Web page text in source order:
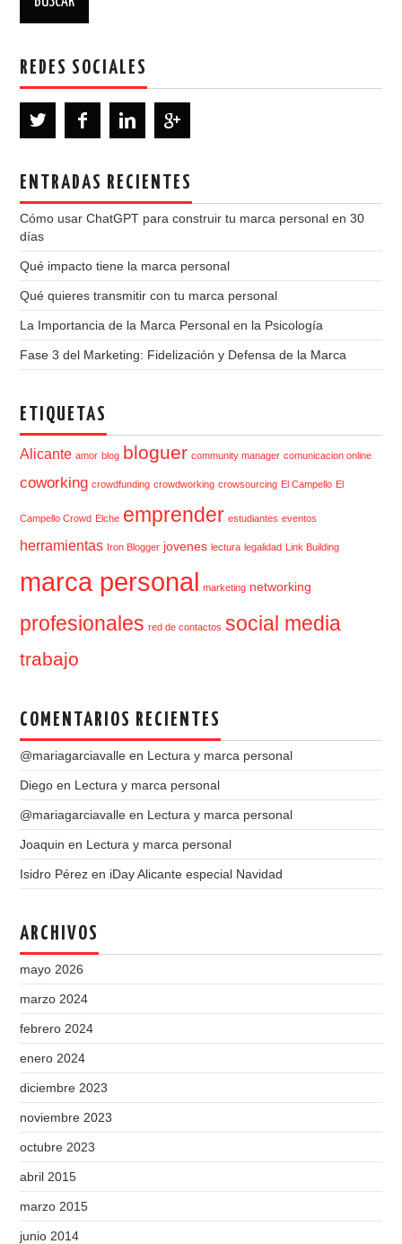
REDES SOCIALES
ENTRADAS RECIENTES
Cómo usar ChatGPT para construir tu marca personal en 30
días
Qué impacto tiene la marca personal
Qué quieres transmitir con tu marca personal
La Importancia de la Marca Personal en la Psicología
Fase 3 del Marketing: Fidelización y Defensa de la Marca
ETIQUETAS
Alicante amor blog bloguer community manager comunicacion online
coworking crowdfunding crowdworking crowsourcing El Campello El
Campello Crowd Elche emprender estudiantes eventos
herramientas Iron Blogger jovenes lectura legalidad Link Building
marca personal marketing networking
profesionales red de contactos social media
trabajo
COMENTARIOS RECIENTES
@mariagarciavalle en Lectura y marca personal
Diego en Lectura y marca personal
@mariagarciavalle en Lectura y marca personal
Joaquin en Lectura y marca personal
Isidro Pérez en iDay Alicante especial Navidad
ARCHIVOS
mayo 2026
marzo 2024
febrero 2024
enero 2024
diciembre 2023
noviembre 2023
octubre 2023
abril 2015
marzo 2015
junio 2014